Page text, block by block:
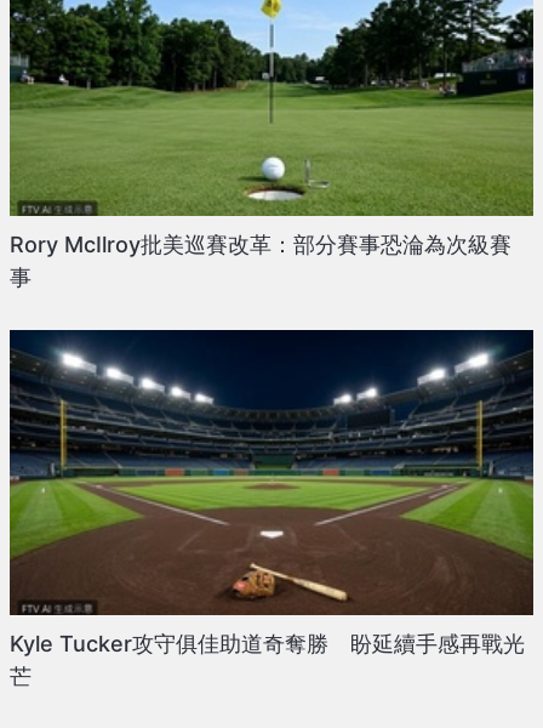
Rory McIlroy批美巡賽改革：部分賽事恐淪為次級賽
事
Kyle Tucker攻守俱佳助道奇奪勝 盼延續手感再戰光
芒